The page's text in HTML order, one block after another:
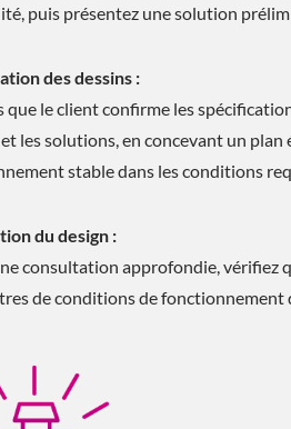
puis présentez une solution
des dessins :
que le client confirme les
les solutions, en concevant un
stable dans les conditions
du design :
consultation approfondie, vérifiez
de conditions de fonctionnement
ESG